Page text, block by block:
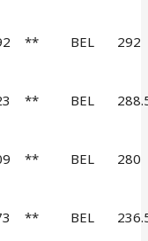
** BEL 292
** BEL
** BEL 280
** BEL